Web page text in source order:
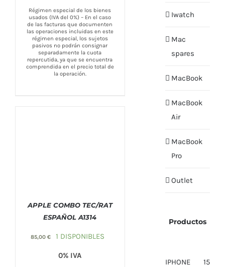
Régimen especial de los bienes
usados (IVA del 0%) – En el caso
de las facturas que documenten
las operaciones incluidas en este
régimen especial, los sujetos
pasivos no podrán consignar
separadamente la cuota
repercutida, ya que se encuentra
comprendida en el precio total de
la operación.
APPLE COMBO TEC/RAT
ESPAÑOL A1314
85,00 € 1 DISPONIBLES
0% IVA
Iwatch
Mac
spares
MacBook
MacBook
Air
MacBook
Pro
Outlet
Productos
IPHONE 15